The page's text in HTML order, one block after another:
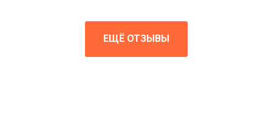
ЕЩЁ ОТЗЫВЫ